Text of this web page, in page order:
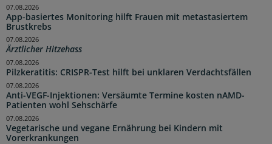
App-basiertes Monitoring hilft Frauen mit metastasiertem
Brustkrebs
07.08.2026
Ärztlicher Hitzehass
07.08.2026
Pilzkeratitis: CRISPR-Test hilft bei unklaren Verdachtsfällen
07.08.2026
Anti-VEGF-Injektionen: Versäumte Termine kosten nAMD-
Patienten wohl Sehschärfe
07.08.2026
Vegetarische und vegane Ernährung bei Kindern mit
Vorerkrankungen
07.08.2026